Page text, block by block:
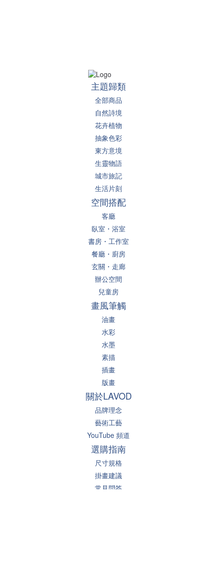
主題歸類
全部商品
自然詩境
花卉植物
抽象色彩
東方意境
生靈物語
城市旅記
生活片刻
空間搭配
客廳
臥室・浴室
書房・工作室
餐廳・廚房
玄關・走廊
辦公空間
兒童房
畫風筆觸
油畫
水彩
水墨
素描
插畫
版畫
關於LAVOD
品牌理念
藝術工藝
YouTube 頻道
選購指南
尺寸規格
掛畫建議
常見問答